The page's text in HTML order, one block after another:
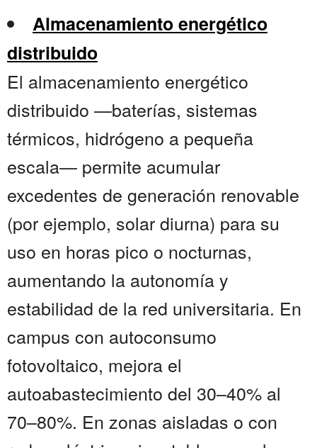
Almacenamiento energético
distribuido
El almacenamiento energético
distribuido —baterías, sistemas
térmicos, hidrógeno a pequeña
escala— permite acumular
excedentes de generación renovable
(por ejemplo, solar diurna) para su
uso en horas pico o nocturnas,
aumentando la autonomía y
estabilidad de la red universitaria. En
campus con autoconsumo
fotovoltaico, mejora el
autoabastecimiento del 30–40% al
70–80%. En zonas aisladas o con